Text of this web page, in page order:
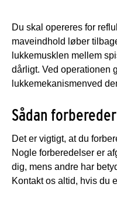
Du skal opereres for
maveindhold løber
lukkemusklen mellem
dårligt. Ved operationen
lukkemekanismenved
Sådan
Det er vigtigt, at du
Nogle forberedelser er
dig, mens andre har
Kontakt os altid, hvis du